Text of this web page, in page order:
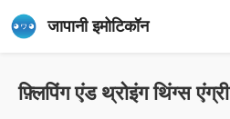
जापानी इमोटिकॉन
फ़्लिपिंग एंड थ्रोइंग थिंग्स एंग्री